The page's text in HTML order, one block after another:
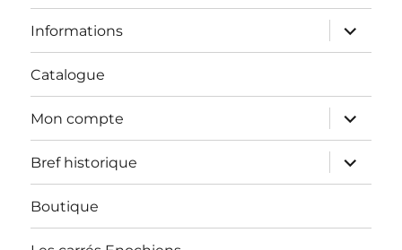
Informations
ouvrir
le
sous-
Catalogue
Mon compte
ouvrir
le
sous-
menu
Bref historique
ouvrir
le
sous-
Boutique